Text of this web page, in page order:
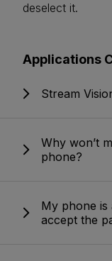
deselect it.
Applications
Stream
Why won’t
phone?
My phone
accept the